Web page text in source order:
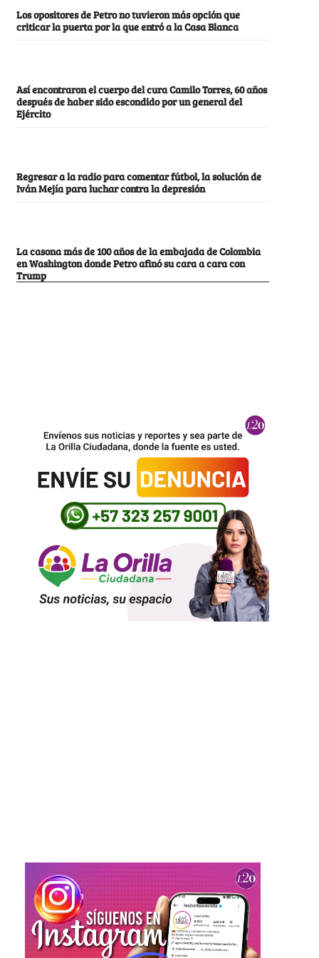
Los opositores de Petro no tuvieron más opción que
criticar la puerta por la que entró a la Casa Blanca
Así encontraron el cuerpo del cura Camilo Torres, 60 años
después de haber sido escondido por un general del
Ejército
Regresar a la radio para comentar fútbol, la solución de
Iván Mejía para luchar contra la depresión
La casona más de 100 años de la embajada de Colombia
en Washington donde Petro afinó su cara a cara con
Trump